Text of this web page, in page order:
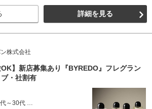
詳細を見る
株式会社
OK】新店募集あり『BYREDO』フレグラン
・社割有
代～30代 …